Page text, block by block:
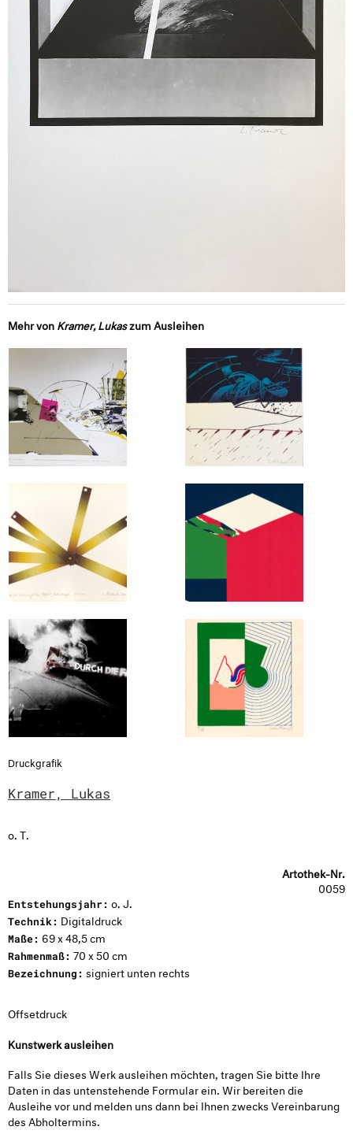
Mehr vonKramer, Lukaszum Ausleihen
Druckgrafik
Kramer, Lukas
o. T.
Artothek-Nr.
0059
Entstehungsjahr: o. J.
Technik: Digitaldruck
Maße: 69 x 48,5 cm
Rahmenmaß: 70 x 50 cm
Bezeichnung: signiert unten rechts
Offsetdruck
Kunstwerk ausleihen
Falls Sie dieses Werk ausleihen möchten, tragen Sie bitte Ihre
Daten in das untenstehende Formular ein. Wir bereiten die
Ausleihe vor und melden uns dann bei Ihnen zwecks Vereinbarung
des Abholtermins.